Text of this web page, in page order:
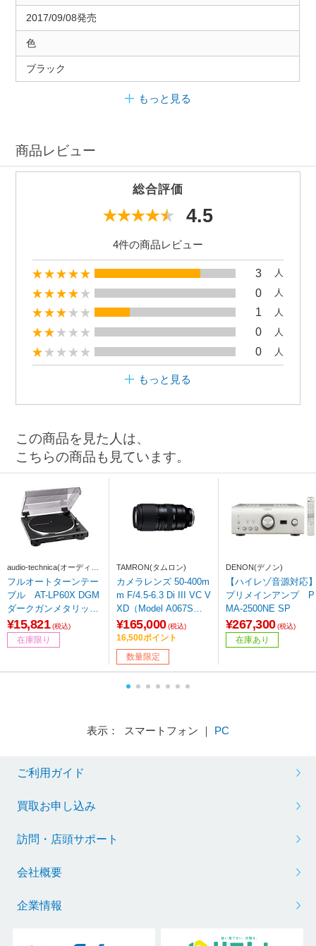
2017/09/08発売
色
ブラック
もっと見る
商品レビュー
総合評価
4.5
4件の商品レビュー
3 人
0 人
1 人
0 人
0 人
もっと見る
この商品を見た人は、
こちらの商品も見ています。
audio-technica(オーディオ
テクニカ)
フルオートターンテー
ブル AT-LP60X DGM
ダークガンメタリック
[フォノイコライザー内
蔵]
¥15,821 (税込)
在庫限り
TAMRON(タムロン)
カメラレンズ 50-400m
m F/4.5-6.3 Di III VC V
XD（Model A067S）
［ソニーE /ズームレン
ズ］
¥165,000 (税込)
16,500ポイント
数量限定
DENON(デノン)
【ハイレゾ音源対応
プリメインアンプ P
MA-2500NE SP
¥267,300 (税込)
在庫あり
表示： スマートフォン ｜ PC
ご利用ガイド
買取お申し込み
訪問・店頭サポート
会社概要
企業情報